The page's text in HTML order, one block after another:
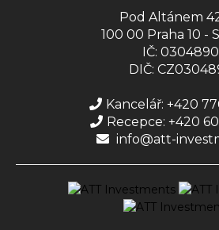
Pod Altánem
100 00 Praha 10 -
IČ:
DIČ:
Kancelář: +420
Recepce: +420
info@att-